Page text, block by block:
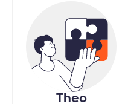
Theo